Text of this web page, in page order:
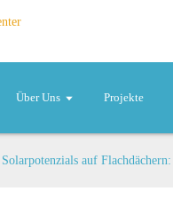
Über Uns Projekte
auf